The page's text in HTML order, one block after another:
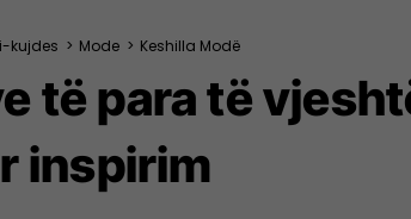
kujdes > Mode > Keshilla Modë
të para të
inspirim